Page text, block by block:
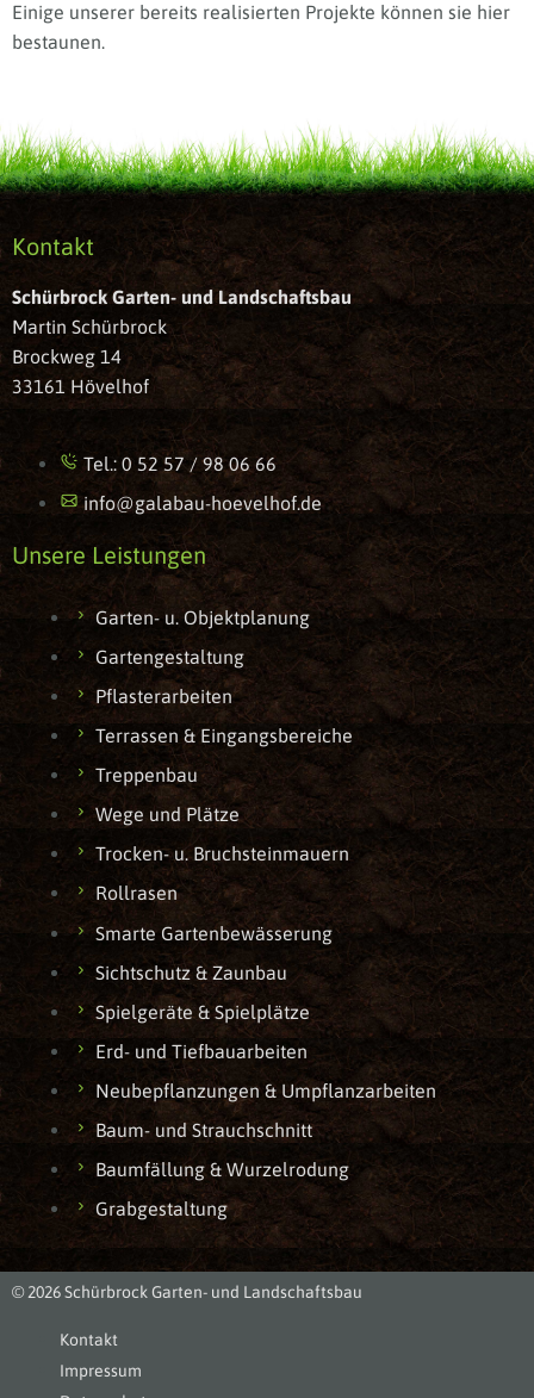
Einige unserer bereits realisierten Projekte können sie hier
bestaunen.
Kontakt
Schürbrock Garten- und Landschaftsbau
Martin Schürbrock
Brockweg 14
33161 Hövelhof
Tel.: 0 52 57 / 98 06 66
info@galabau-hoevelhof.de
Unsere Leistungen
Garten- u. Objektplanung
Gartengestaltung
Pflasterarbeiten
Terrassen & Eingangsbereiche
Treppenbau
Wege und Plätze
Trocken- u. Bruchsteinmauern
Rollrasen
Smarte Gartenbewässerung
Sichtschutz & Zaunbau
Spielgeräte & Spielplätze
Erd- und Tiefbauarbeiten
Neubepflanzungen & Umpflanzarbeiten
Baum- und Strauchschnitt
Baumfällung & Wurzelrodung
Grabgestaltung
© 2026 Schürbrock Garten- und Landschaftsbau
Kontakt
Impressum